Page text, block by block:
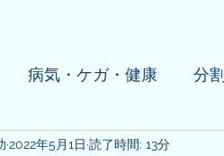
病気・ケガ・健康 分
その他(告知等)
2022年5月1日 読了時間: 13分